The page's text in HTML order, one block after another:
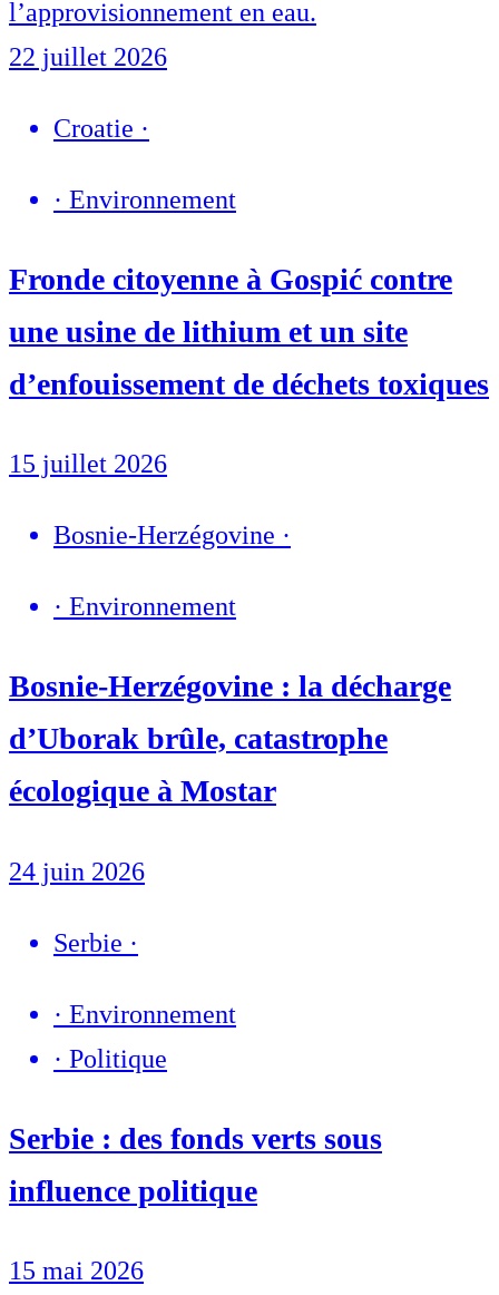
l’approvisionnement en eau.
22 juillet 2026
Croatie ·
· Environnement
Fronde citoyenne à Gospić contre
une usine de lithium et un site
d’enfouissement de déchets toxiques
15 juillet 2026
Bosnie-Herzégovine ·
· Environnement
Bosnie-Herzégovine : la décharge
d’Uborak brûle, catastrophe
écologique à Mostar
24 juin 2026
Serbie ·
· Environnement
· Politique
Serbie : des fonds verts sous
influence politique
15 mai 2026